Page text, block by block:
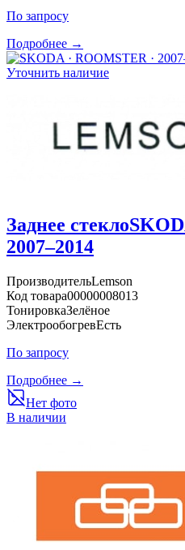
По запросу
Подробнее →
Уточнить наличие
Заднее стекло
2007–2014
ПроизводительLemson
Код товара00000008013
ТонировкаЗелёное
ЭлектрообогревЕсть
По запросу
Подробнее →
Нет фото
В наличии